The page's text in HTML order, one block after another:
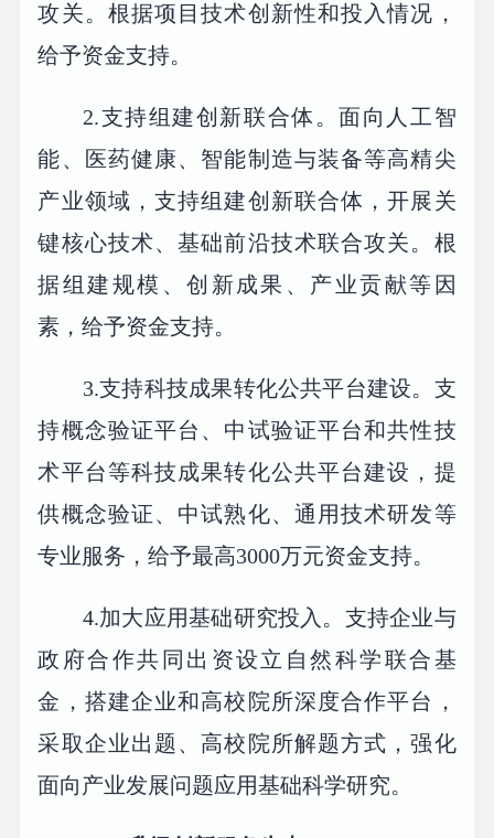
攻关。根据项目技术创新性和投入情况，
给予资金支持。
2.支持组建创新联合体。面向人工智
能、医药健康、智能制造与装备等高精尖
产业领域，支持组建创新联合体，开展关
键核心技术、基础前沿技术联合攻关。根
据组建规模、创新成果、产业贡献等因
素，给予资金支持。
3.支持科技成果转化公共平台建设。支
持概念验证平台、中试验证平台和共性技
术平台等科技成果转化公共平台建设，提
供概念验证、中试熟化、通用技术研发等
专业服务，给予最高3000万元资金支持。
4.加大应用基础研究投入。支持企业与
政府合作共同出资设立自然科学联合基
金，搭建企业和高校院所深度合作平台，
采取企业出题、高校院所解题方式，强化
面向产业发展问题应用基础科学研究。